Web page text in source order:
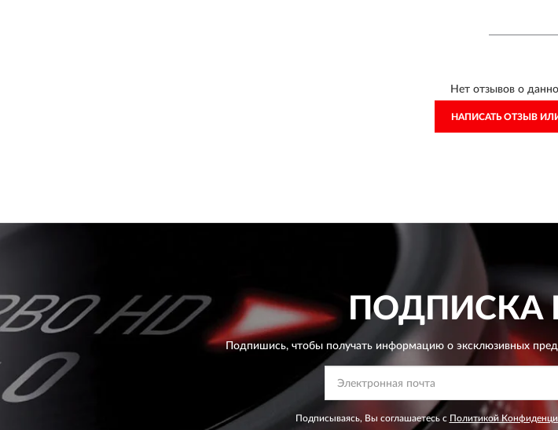
Нет отзывов о
НАПИСАТЬ ОТЗЫВ
ПОДПИСКА
Подпишись, чтобы получать информацию о эксклюзивных
Подписываясь, Вы соглашаетесь с Политикой